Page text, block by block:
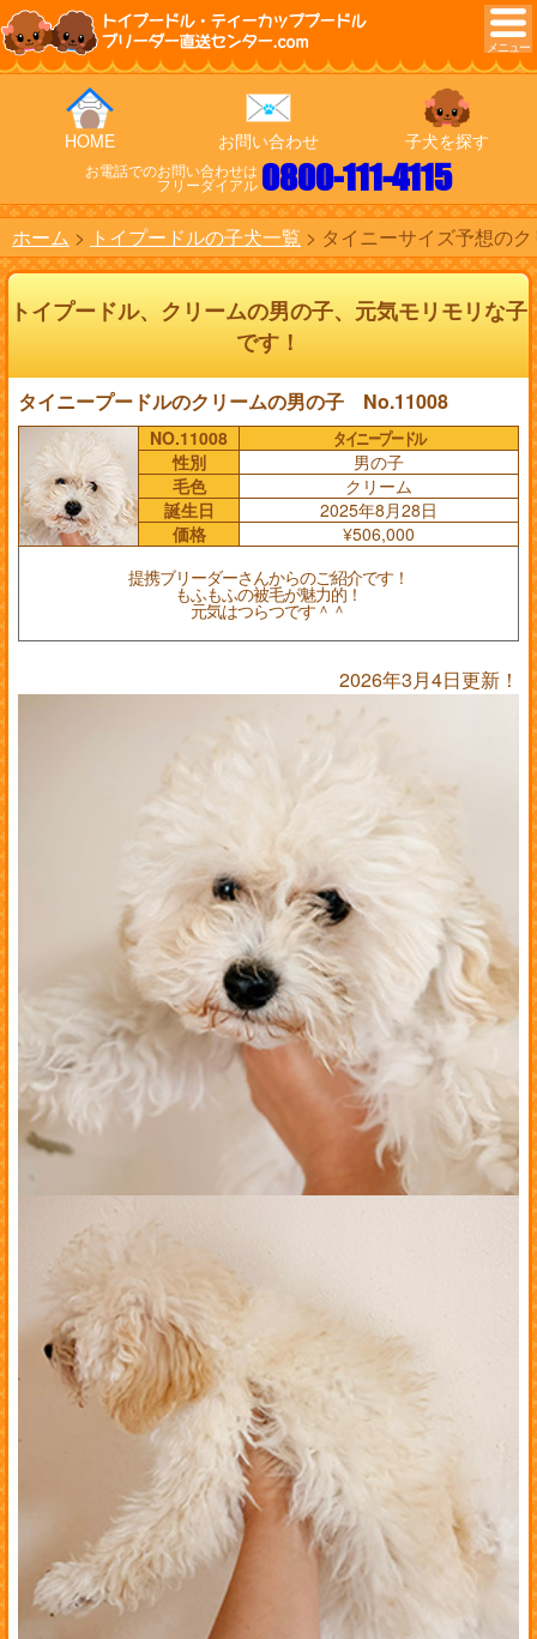
トイプードル・ティーカッププードル
ブリーダー直送センター.com
HOME お問い合わせ 子犬を探す
お電話でのお問い合わせは
フリーダイアル 0800-111-4115
ホーム トイプードルの子犬一覧 タイニーサイズ予想の
トイプードル、クリームの男の子、元気モリモリな子
です！
タイニープードルのクリームの男の子 No.11008
NO.11008
タイニープードル
性別
男の子
毛色
クリーム
誕生日
2025年8月28日
価格
¥506,000
提携ブリーダーさんからのご紹介です！
もふもふの被毛が魅力的！
元気はつらつです＾＾
2026年3月4日更新！